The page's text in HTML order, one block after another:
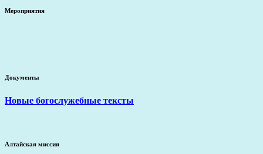
Мероприятия
Документы
Новые богослужебные тексты
Алтайская миссия